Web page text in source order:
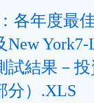
各年度最
New
試結果－
分）.XLS